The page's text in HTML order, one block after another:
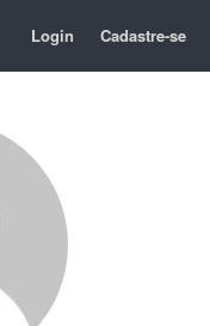
Login Cadastre-se